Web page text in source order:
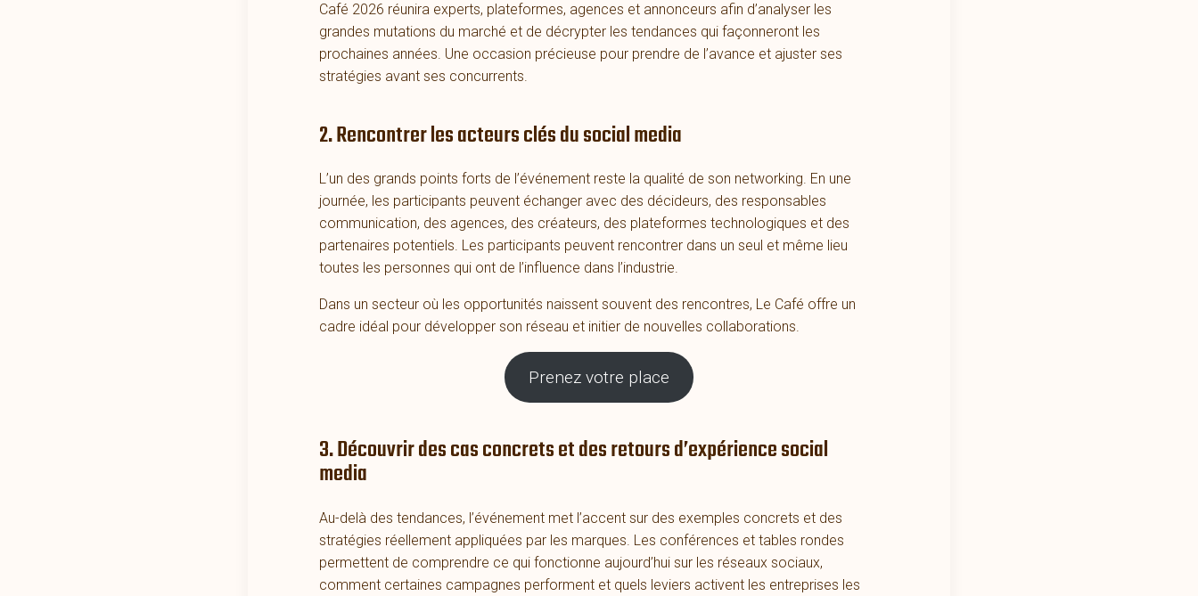
Café 2026 réunira experts, plateformes, agences et annonceurs afin d’analyser les
grandes mutations du marché et de décrypter les tendances qui façonneront les
prochaines années. Une occasion précieuse pour prendre de l’avance et ajuster ses
stratégies avant ses concurrents.
2. Rencontrer les acteurs clés du social media
L’un des grands points forts de l’événement reste la qualité de son networking. En une
journée, les participants peuvent échanger avec des décideurs, des responsables
communication, des agences, des créateurs, des plateformes technologiques et des
partenaires potentiels. Les participants peuvent rencontrer dans un seul et même lieu
toutes les personnes qui ont de l’influence dans l’industrie.
Dans un secteur où les opportunités naissent souvent des rencontres, Le Café offre un
cadre idéal pour développer son réseau et initier de nouvelles collaborations.
Prenez votre place
3. Découvrir des cas concrets et des retours d’expérience social
media
Au-delà des tendances, l’événement met l’accent sur des exemples concrets et des
stratégies réellement appliquées par les marques. Les conférences et tables rondes
permettent de comprendre ce qui fonctionne aujourd’hui sur les réseaux sociaux,
comment certaines campagnes performent et quels leviers activent les entreprises les